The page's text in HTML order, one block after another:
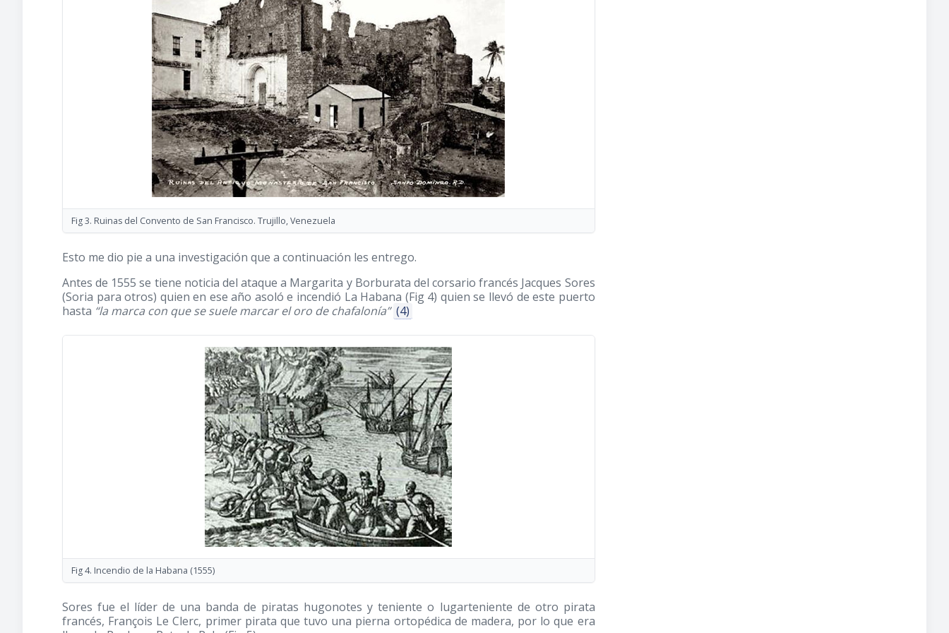
Fig 3. Ruinas del Convento de San Francisco. Trujillo, Venezuela
Esto me dio pie a una investigación que a continuación les entrego.
Antes de 1555 se tiene noticia del ataque a Margarita y Borburata del corsario francés Jacques Sores
(Soria para otros) quien en ese año asoló e incendió La Habana (Fig 4) quien se llevó de este puerto
hasta “la marca con que se suele marcar el oro de chafalonía” (4)
Fig 4. Incendio de la Habana (1555)
Sores fue el líder de una banda de piratas hugonotes y teniente o lugarteniente de otro pirata
francés, François Le Clerc, primer pirata que tuvo una pierna ortopédica de madera, por lo que era